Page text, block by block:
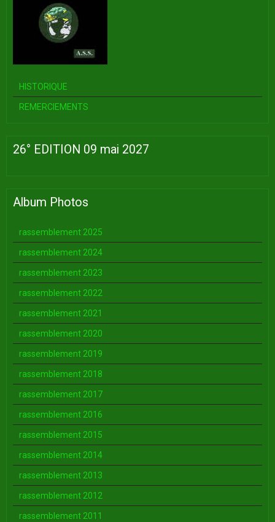
HISTORIQUE
REMERCIEMENTS
26° EDITION 09 mai 2027
Album Photos
rassemblement 2025
rassemblement 2024
rassemblement 2023
rassemblement 2022
rassemblement 2021
rassemblement 2020
rassemblement 2019
rassemblement 2018
rassemblement 2017
rassemblement 2016
rassemblement 2015
rassemblement 2014
rassemblement 2013
rassemblement 2012
rassemblement 2011